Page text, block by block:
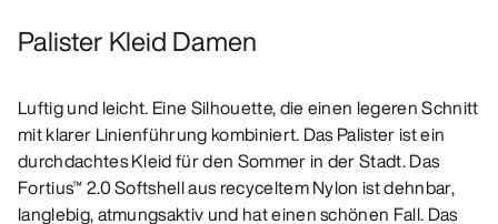
Palister Kleid Damen
Luftig und leicht. Eine Silhouette, die einen legeren Schnitt
mit klarer Linienführung kombiniert. Das Palister ist ein
durchdachtes Kleid für den Sommer in der Stadt. Das
Fortius™ 2.0 Softshell aus recyceltem Nylon ist dehnbar,
langlebig, atmungsaktiv und hat einen schönen Fall. Das